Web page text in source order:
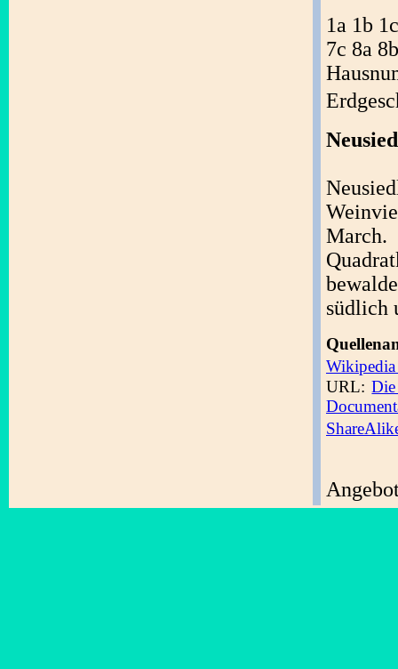
1a 1b
7c 8a
südlich
URL: